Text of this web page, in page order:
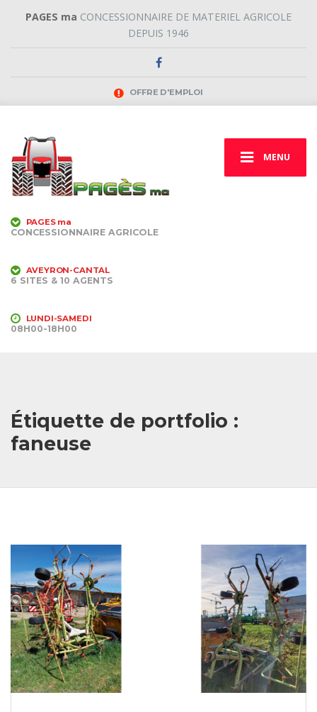
PAGES ma CONCESSIONNAIRE DE MATERIEL AGRICOLE
DEPUIS 1946
OFFRE D'EMPLOI
MENU
PAGES ma
CONCESSIONNAIRE AGRICOLE
AVEYRON-CANTAL
6 SITES & 10 AGENTS
LUNDI-SAMEDI
08H00-18H00
Étiquette de portfolio :
faneuse